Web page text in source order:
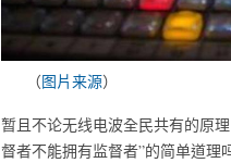
（图片来源）
暂且不论无线电波全民共有的原
督者不能拥有监督者”的简单道理